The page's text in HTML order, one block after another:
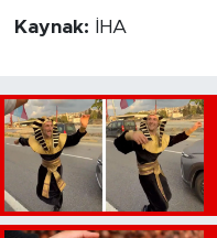
Kaynak: İHA